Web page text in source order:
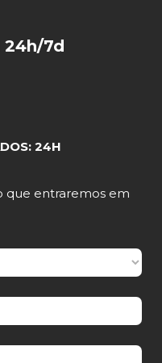
24h/7d
24H
que entraremos em